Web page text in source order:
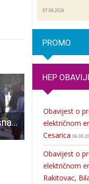
Još jedna uspješna humanitarna akcija u Perušiću
07.08.2026
PROMO
HEP
Obavijest o
električnom
Cesarica
Obavijest o
električnom
Rakitovac,